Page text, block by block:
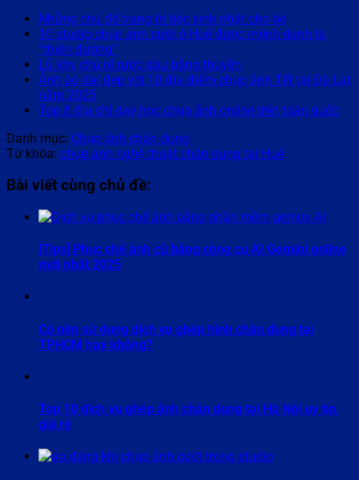
Những chủ để trang trí tiệc sinh nhật cho bé
10 studio chụp ảnh cưới ở Huế được mệnh danh là
“thiên đường”
Lũ lớn, chú rể rước dâu bằng thuyền
Ảnh áo dài đẹp với 10 địa điểm chụp ảnh Tết tại Đà Lạt
năm 2025
Top 8 địa chỉ dạy học chụp ảnh online trên toàn quốc
Danh mục: Chụp ảnh chân dung
Từ khóa: chụp ảnh nghệ thuật chân dung tại Huế
Bài viết cùng chủ đề:
[Tips] Phục chế ảnh cũ bằng công cụ AI Gemini online
mới nhất 2025
Có nên sử dụng dịch vụ ghép hình chân dung tại
TPHCM hay không?
Top 10 dịch vụ ghép ảnh chân dung tại Hà Nội uy tín,
giá rẻ